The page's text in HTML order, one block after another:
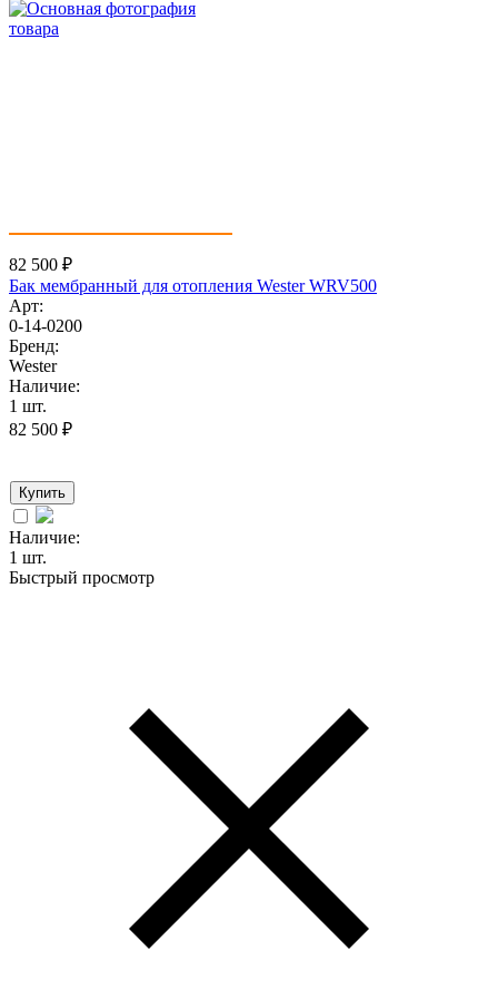
82 500 ₽
Бак мембранный для отопления Wester WRV500
Арт:
0-14-0200
Бренд:
Wester
Наличие:
1 шт.
82 500 ₽
Купить
Наличие:
1 шт.
Быстрый просмотр